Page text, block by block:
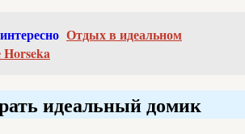
Отдых в идеальном
идеальный домик